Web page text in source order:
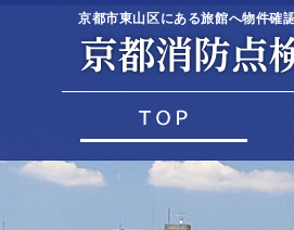
京都市東山区にある旅館へ物件確